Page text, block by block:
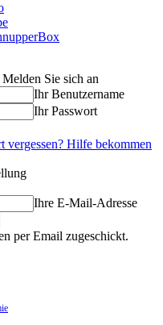
Sie sich an
Ihr Benutzername
Ihr Passwort
vergessen? Hilfe bekommen
Ihre E-Mail-Adresse
per Email zugeschickt.